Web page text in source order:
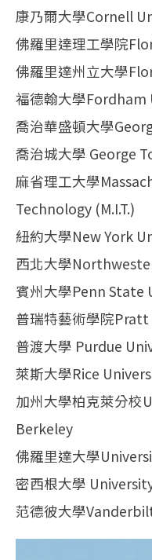
康乃爾大學Cornell
佛羅里達理工學院
佛羅里達州立大學
福德翰大學Fordham
喬治華盛頓大學
喬治城大學 George
麻省理工大學
Technology (M.I.T.)
紐約大學New York
西北大學
賓州大學Penn State
普瑞特藝術學院
普渡大學 Purdue
萊斯大學Rice
加州大學柏克萊分
Berkeley
佛羅里達大學
密西根大學
范德彼大學